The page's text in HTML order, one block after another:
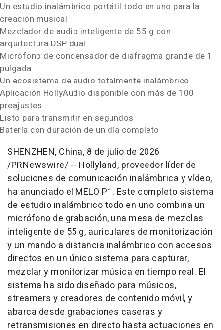
Un estudio inalámbrico portátil todo en uno para la
creación musical
Mezclador de audio inteligente de 55 g con
arquitectura DSP dual
Micrófono de condensador de diafragma grande de 1
pulgada
Un ecosistema de audio totalmente inalámbrico
Aplicación HollyAudio disponible con más de 100
preajustes
Listo para transmitir en segundos
Batería con duración de un día completo
SHENZHEN, China, 8 de julio de 2026
/PRNewswire/ -- Hollyland, proveedor líder de
soluciones de comunicación inalámbrica y vídeo,
ha anunciado el MELO P1. Este completo sistema
de estudio inalámbrico todo en uno combina un
micrófono de grabación, una mesa de mezclas
inteligente de 55 g, auriculares de monitorización
y un mando a distancia inalámbrico con accesos
directos en un único sistema para capturar,
mezclar y monitorizar música en tiempo real. El
sistema ha sido diseñado para músicos,
streamers y creadores de contenido móvil, y
abarca desde grabaciones caseras y
retransmisiones en directo hasta actuaciones en